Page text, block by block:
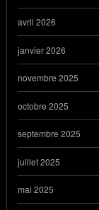
avril 2026
janvier 2026
novembre 2025
octobre 2025
septembre 2025
juillet 2025
mai 2025